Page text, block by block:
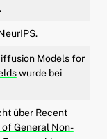
Models for
wurde bei
über Recent
General Non-